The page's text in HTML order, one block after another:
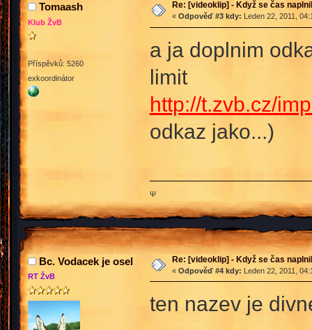
Tomaash
Klub ŽvB
Příspěvků: 5260
exkoordinátor
Re: [videoklip] - Když se čas
« Odpověď #3 kdy: Leden 22, 2011,
a ja doplnim
limit
http://t.zvb.cz/
odkaz jako...)
Ψ
Bc. Vodacek je osel
RT ŽvB
Re: [videoklip] - Když se čas
« Odpověď #4 kdy: Leden 22, 2011,
ten nazev je